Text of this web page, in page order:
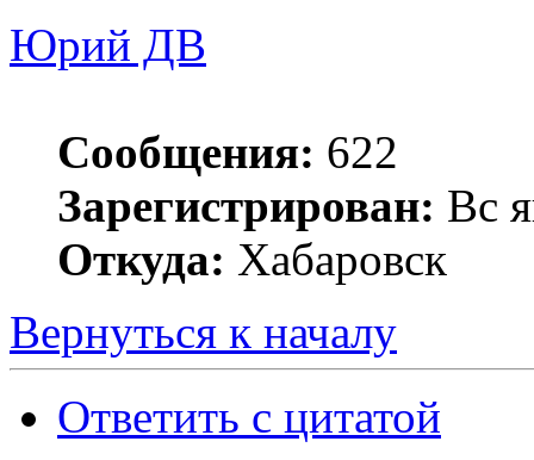
Юрий ДВ
Сообщения: 622
Зарегистрирован: Вс
Откуда: Хабаровск
Вернуться к началу
Ответить с цитатой